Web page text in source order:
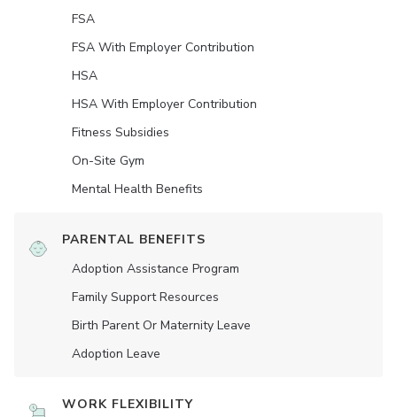
FSA
FSA With Employer Contribution
HSA
HSA With Employer Contribution
Fitness Subsidies
On-Site Gym
Mental Health Benefits
PARENTAL BENEFITS
Adoption Assistance Program
Family Support Resources
Birth Parent Or Maternity Leave
Adoption Leave
WORK FLEXIBILITY